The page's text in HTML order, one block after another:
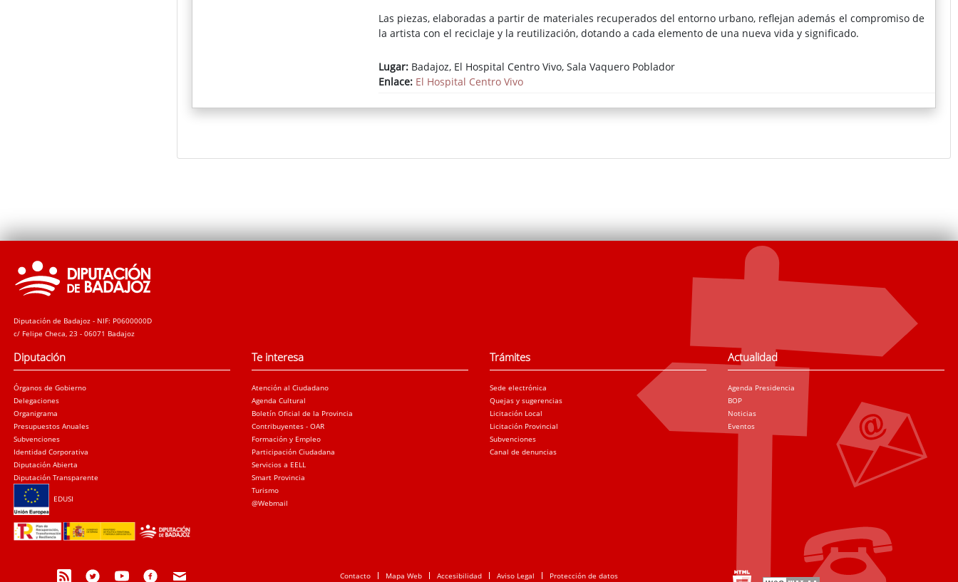
Las piezas, elaboradas a partir de materiales recuperados del entorno urbano, reflejan además el compromiso de
la artista con el reciclaje y la reutilización, dotando a cada elemento de una nueva vida y significado.
Lugar:Badajoz, El Hospital Centro Vivo, Sala Vaquero Poblador
Enlace: El Hospital Centro Vivo
Diputación de Badajoz - NIF: P0600000D
c/ Felipe Checa, 23 - 06071 Badajoz
Diputación
Órganos de Gobierno
Delegaciones
Organigrama
Presupuestos Anuales
Subvenciones
Identidad Corporativa
Diputación Abierta
Diputación Transparente
EDUSI
Te interesa
Atención al Ciudadano
Agenda Cultural
Boletín Oficial de la Provincia
Contribuyentes - OAR
Formación y Empleo
Participación Ciudadana
Servicios a EELL
Smart Provincia
Turismo
@Webmail
Trámites
Sede electrónica
Quejas y sugerencias
Licitación Local
Licitación Provincial
Subvenciones
Canal de denuncias
Actualidad
Agenda Presidencia
BOP
Noticias
Eventos
Contacto Mapa Web Accesibilidad Aviso Legal Protección de datos